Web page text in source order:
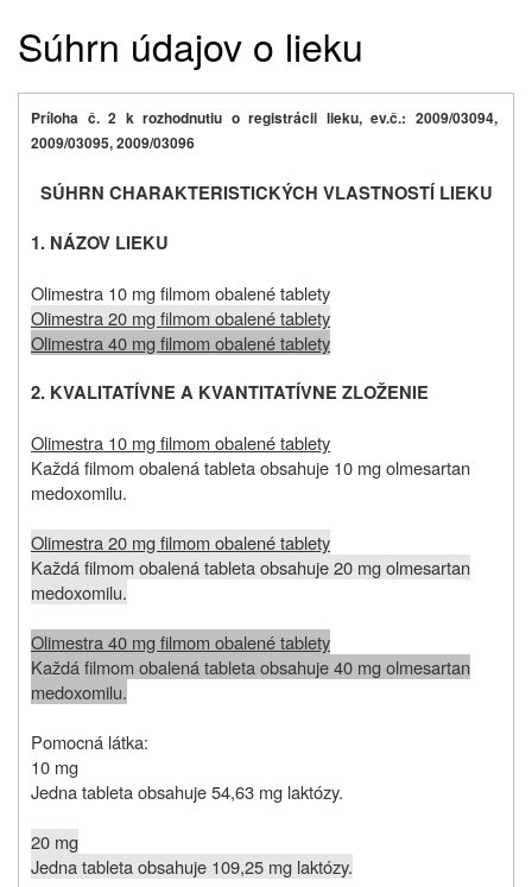
Súhrn údajov o lieku
Príloha č. 2 k rozhodnutiu o registrácii lieku, ev.č.: 2009/03094,
2009/03095, 2009/03096
SÚHRN CHARAKTERISTICKÝCH VLASTNOSTÍ LIEKU
1. NÁZOV LIEKU
Olimestra 10 mg filmom obalené tablety
Olimestra 20 mg filmom obalené tablety
Olimestra 40 mg filmom obalené tablety
2. KVALITATÍVNE A KVANTITATÍVNE ZLOŽENIE
Olimestra 10 mg filmom obalené tablety
Každá filmom obalená tableta obsahuje 10 mg olmesartan
medoxomilu.
Olimestra 20 mg filmom obalené tablety
Každá filmom obalená tableta obsahuje 20 mg olmesartan
medoxomilu.
Olimestra 40 mg filmom obalené tablety
Každá filmom obalená tableta obsahuje 40 mg olmesartan
medoxomilu.
Pomocná látka:
10 mg
Jedna tableta obsahuje 54,63 mg laktózy.
20 mg
Jedna tableta obsahuje 109,25 mg laktózy.